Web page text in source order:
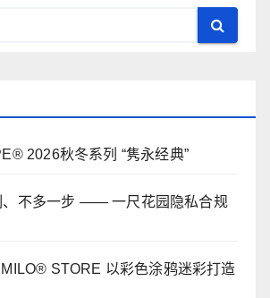
2026秋冬系列 “隽永经典”
、不多一步 —— 一尺花园隐私合规
STORE 以彩色涂鸦迷彩打造